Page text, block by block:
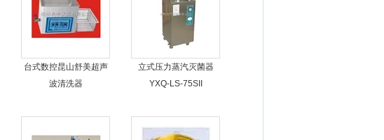
台式数控昆山舒美超声
波清洗器
立式压力蒸汽灭菌器
YXQ-LS-75SII